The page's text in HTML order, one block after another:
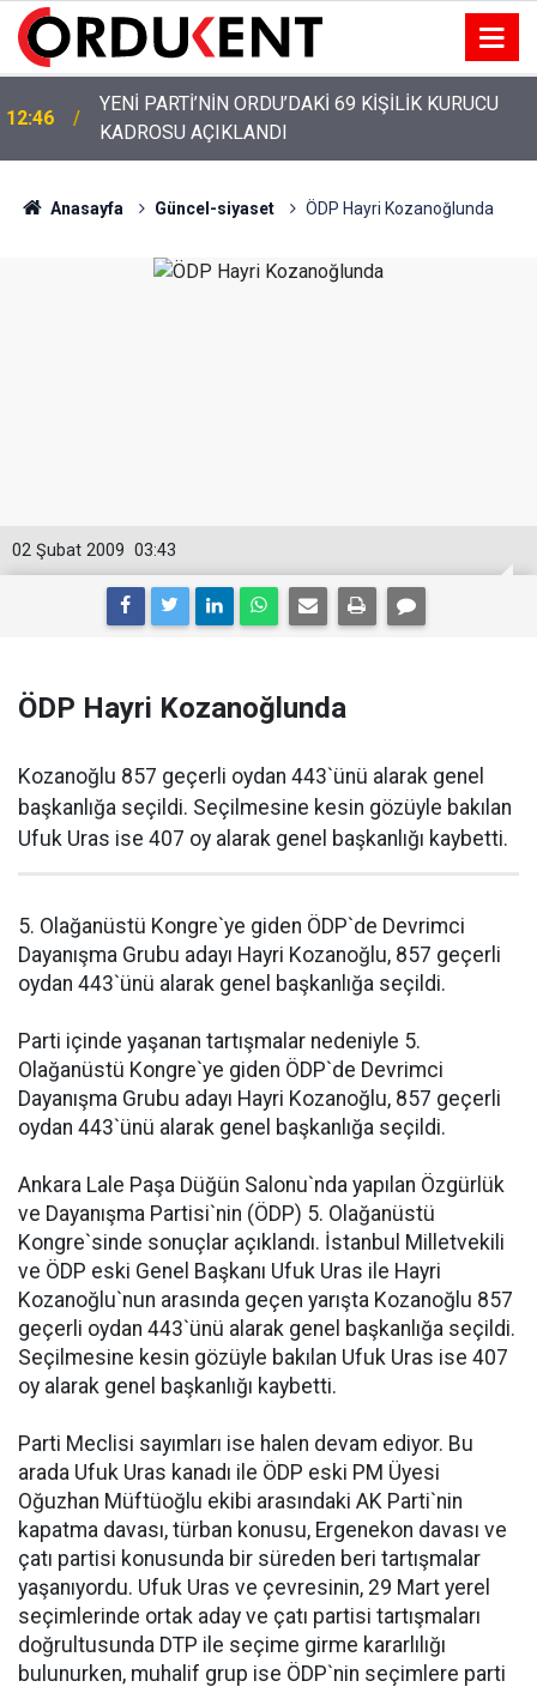
12:46
YENİ PARTİ’NİN ORDU’DAKİ 69 KİŞİLİK KURUCU
KADROSU AÇIKLANDI
12:22
YENİ PARTİ ALTINORDU’DA KURUCU YÖNETİMİNİ
AÇIKLADI
Anasayfa Güncel-siyaset ÖDP Hayri Kozanoğlunda
03:43
02 Şubat 2009
ÖDP Hayri Kozanoğlunda
Kozanoğlu 857 geçerli oydan 443`ünü alarak genel
başkanlığa seçildi. Seçilmesine kesin gözüyle bakılan
Ufuk Uras ise 407 oy alarak genel başkanlığı kaybetti.
5. Olağanüstü Kongre`ye giden ÖDP`de Devrimci
Dayanışma Grubu adayı Hayri Kozanoğlu, 857 geçerli
oydan 443`ünü alarak genel başkanlığa seçildi.
Parti içinde yaşanan tartışmalar nedeniyle 5.
Olağanüstü Kongre`ye giden ÖDP`de Devrimci
Dayanışma Grubu adayı Hayri Kozanoğlu, 857 geçerli
oydan 443`ünü alarak genel başkanlığa seçildi.
Ankara Lale Paşa Düğün Salonu`nda yapılan Özgürlük
ve Dayanışma Partisi`nin (ÖDP) 5. Olağanüstü
Kongre`sinde sonuçlar açıklandı. İstanbul Milletvekili
ve ÖDP eski Genel Başkanı Ufuk Uras ile Hayri
Kozanoğlu`nun arasında geçen yarışta Kozanoğlu 857
geçerli oydan 443`ünü alarak genel başkanlığa seçildi.
Seçilmesine kesin gözüyle bakılan Ufuk Uras ise 407
oy alarak genel başkanlığı kaybetti.
Parti Meclisi sayımları ise halen devam ediyor. Bu
arada Ufuk Uras kanadı ile ÖDP eski PM Üyesi
Oğuzhan Müftüoğlu ekibi arasındaki AK Parti`nin
kapatma davası, türban konusu, Ergenekon davası ve
çatı partisi konusunda bir süreden beri tartışmalar
yaşanıyordu. Ufuk Uras ve çevresinin, 29 Mart yerel
seçimlerinde ortak aday ve çatı partisi tartışmaları
doğrultusunda DTP ile seçime girme kararlılığı
bulunurken, muhalif grup ise ÖDP`nin seçimlere parti